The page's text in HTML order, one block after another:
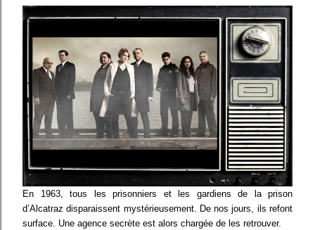
En 1963, tous les prisonniers et les gardiens de la prison
d’Alcatraz disparaissent mystérieusement. De nos jours, ils refont
surface. Une agence secrète est alors chargée de les retrouver.